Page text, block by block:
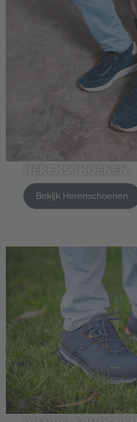
Bekijk Herenschoenen